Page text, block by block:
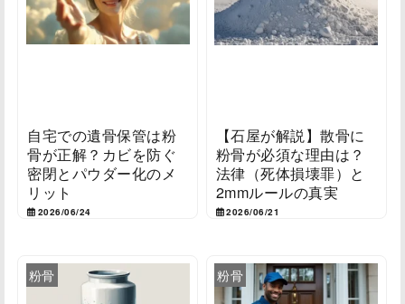
自宅での遺骨保管は粉
骨が正解？カビを防ぐ
密閉とパウダー化のメ
リット
2026/06/24
【石屋が解説】散骨に
粉骨が必須な理由は？
法律（死体損壊罪）と
2mmルールの真実
2026/06/21
粉骨 粉骨